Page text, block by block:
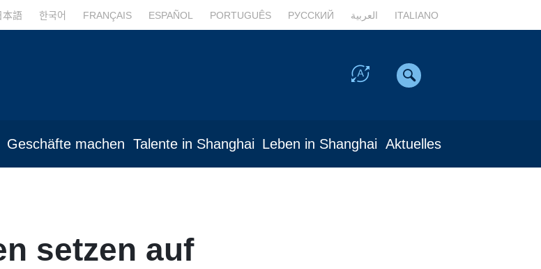
本語 한국어 FRANÇAIS ESPAÑOL PORTUGUÊS РУССКИЙ العربية ITALIANO
Geschäfte machen Talente in Shanghai Leben in Shanghai Aktuelles
setzen auf